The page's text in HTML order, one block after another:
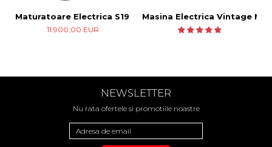
Maturatoare Electrica S1900
11.900,00 EUR
Masina Electrica Vintage
NEWSLETTER
Nu rata ofertele si promotiile noastre